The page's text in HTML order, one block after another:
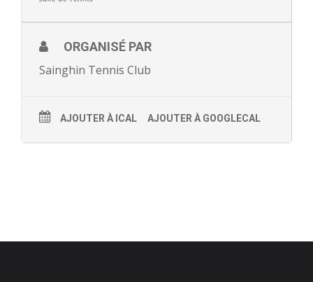
- Loisirs
- - Centres de loisirs
ORGANISÉ PAR
Sainghin Tennis Club
AJOUTER À ICAL AJOUTER À GOOGLECAL